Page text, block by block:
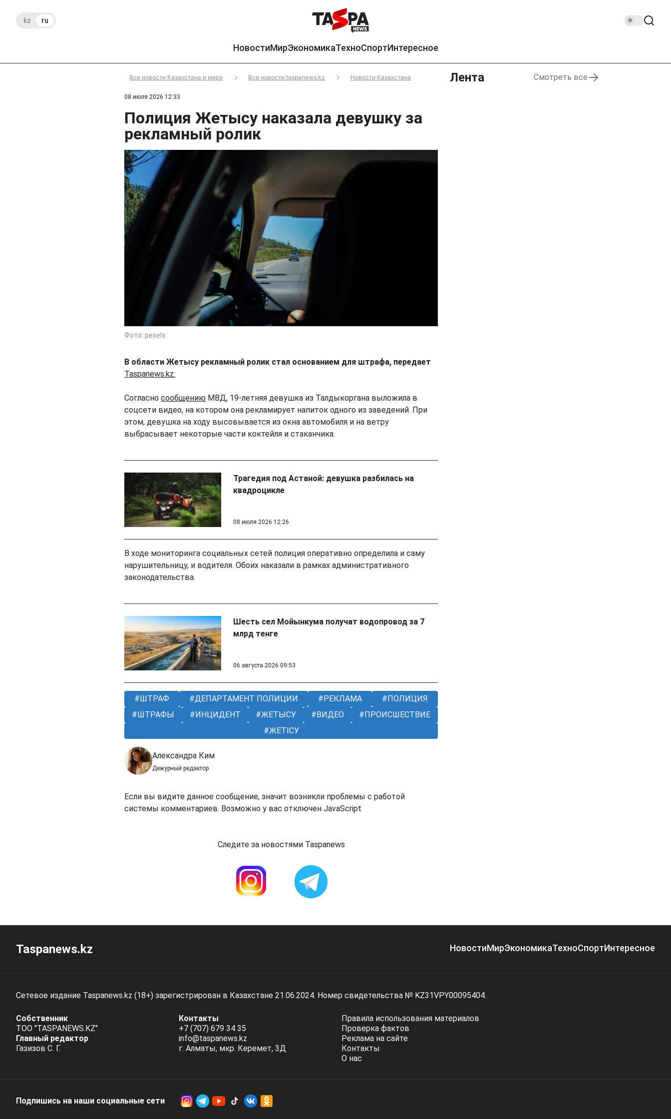
kz ru
НовостиМирЭкономикаТехноСпортИнтересное
Все новости Казахстана и мира Все новости taspanews.kz Новости Казахстана
08 июля 2026 12:33
Полиция Жетысу наказала девушку за
рекламный ролик
Фото: pexels
В области Жетысу рекламный ролик стал основанием для штрафа, передает
Taspanews.kz.
Согласносообщению МВД, 19-летняя девушка из Талдыкоргана выложила в
соцсети видео, на котором она рекламирует напиток одного из заведений. При
этом, девушка на ходу высовывается из окна автомобиля и на ветру
выбрасывает некоторые части коктейля и стаканчика.
Трагедия под Астаной: девушка разбилась на
квадроцикле
08 июля 2026 12:26
В ходе мониторинга социальных сетей полиция оперативно определила и саму
нарушительницу, и водителя. Обоих наказали в рамках административного
законодательства.
Шесть сел Мойынкума получат водопровод за 7
млрд тенге
06 августа 2026 09:53
ШТРАФ ДЕПАРТАМЕНТ ПОЛИЦИИ РЕКЛАМА
ПОЛИЦИЯ
ШТРАФЫ
ИНЦИДЕНТ ЖЕТЫСУ ВИДЕО
ПРОИСШЕСТВИЕ
ЖЕТІСУ
Александра Ким
Дежурный редактор
Если вы видите данное сообщение, значит возникли проблемы с работой
системы комментариев. Возможно у вас отключен JavaScript
Следите за новостями Taspanews
Лента Смотреть все
Taspanews.kz НовостиМирЭкономикаТехноСпортИнтересное
Сетевое издание Taspanews.kz (18+) зарегистрирован в Казахстане 21.06.2024. Номер свидетельства № KZ31VPY00095404.
Собственник
ТОО "TASPANEWS.KZ"
Главный редактор
Газизов С. Г.
Контакты
+7 (707) 679 34 35
info@taspanews.kz
г. Алматы, мкр. Керемет, 3Д
Правила использования материалов
Проверка фактов
Реклама на сайте
Контакты
О нас
Подпишись на наши социальные cети